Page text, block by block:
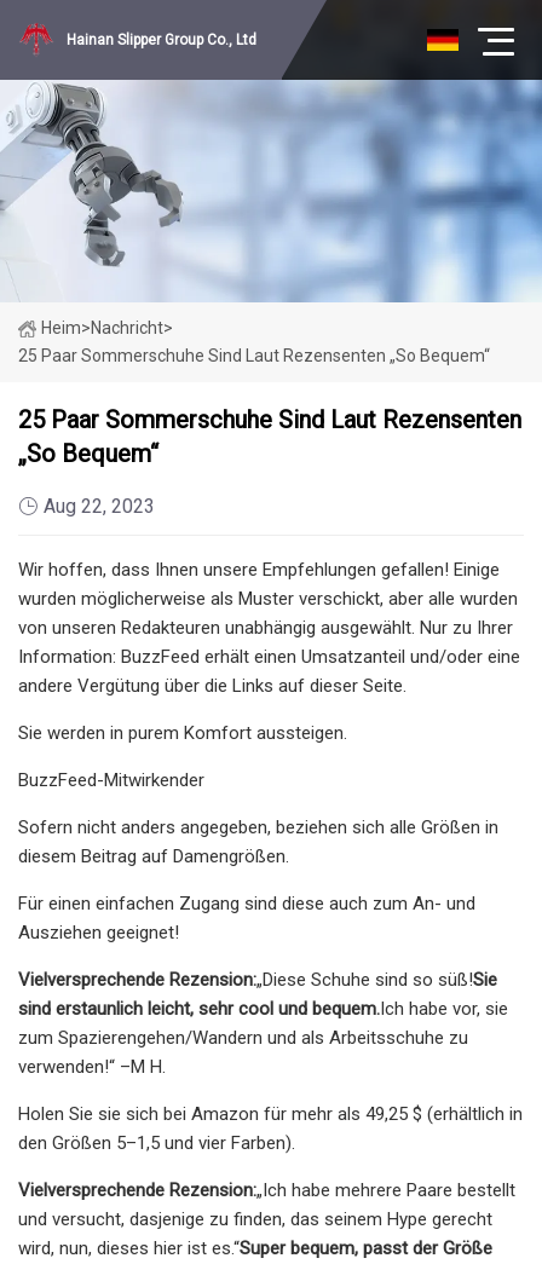
Hainan Slipper Group Co., Ltd
Heim>Nachricht>
25 Paar Sommerschuhe Sind Laut Rezensenten „so Bequem“
25 Paar Sommerschuhe Sind Laut Rezensenten
„so Bequem“
Aug 22, 2023
Wir hoffen, dass Ihnen unsere Empfehlungen gefallen! Einige
wurden möglicherweise als Muster verschickt, aber alle wurden
von unseren Redakteuren unabhängig ausgewählt. Nur zu Ihrer
Information: BuzzFeed erhält einen Umsatzanteil und/oder eine
andere Vergütung über die Links auf dieser Seite.
Sie werden in purem Komfort aussteigen.
BuzzFeed-Mitwirkender
Sofern nicht anders angegeben, beziehen sich alle Größen in
diesem Beitrag auf Damengrößen.
Für einen einfachen Zugang sind diese auch zum An- und
Ausziehen geeignet!
Vielversprechende Rezension:„Diese Schuhe sind so süß!Sie
sind erstaunlich leicht, sehr cool und bequem.Ich habe vor, sie
zum Spazierengehen/Wandern und als Arbeitsschuhe zu
verwenden!“ –M H.
Holen Sie sie sich bei Amazon für mehr als 49,25 $ (erhältlich in
den Größen 5–1,5 und vier Farben).
Vielversprechende Rezension:„Ich habe mehrere Paare bestellt
und versucht, dasjenige zu finden, das seinem Hype gerecht
wird, nun, dieses hier ist es.“Super bequem, passt der Größe